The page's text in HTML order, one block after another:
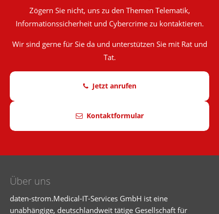
Zögern Sie nicht, uns zu den Themen Telematik,
Informationssicherheit und Cybercrime zu kontaktieren.
Wir sind gerne für Sie da und unterstützen Sie mit Rat und
Tat.
Jetzt anrufen
Kontaktformular
Über uns
daten-strom.Medical-IT-Services GmbH ist eine
unabhängige, deutschlandweit tätige Gesellschaft für